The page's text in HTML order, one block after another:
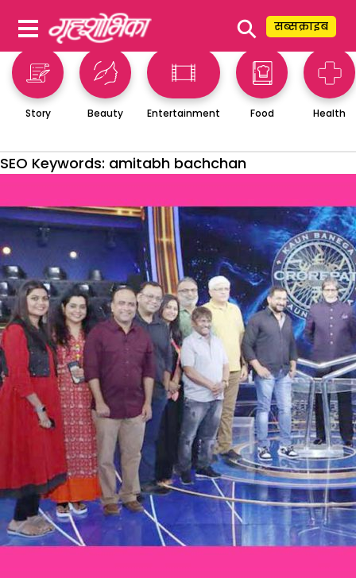
⚲ सब्सक्राइब
Story Beauty Entertainment Food Health
SEO Keywords: amitabh bachchan